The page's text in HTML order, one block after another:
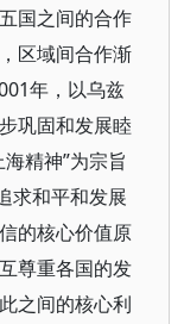
国之间的合作
区域间合作渐
年，以乌兹
巩固和发展睦
精神”为宗旨
求和平和发展
的核心价值原
尊重各国的发
之间的核心利